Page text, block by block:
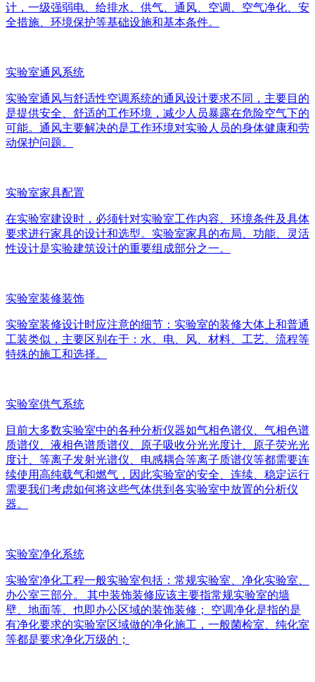
计，一级强弱电、给排水、供气、通风、空调、空气净化、安
全措施、环境保护等基础设施和基本条件。
实验室通风系统
实验室通风与舒适性空调系统的通风设计要求不同，主要目的
是提供安全、舒适的工作环境，减少人员暴露在危险空气下的
可能。通风主要解决的是工作环境对实验人员的身体健康和劳
动保护问题。
实验室家具配置
在实验室建设时，必须针对实验室工作内容、环境条件及具体
要求进行家具的设计和选型。实验室家具的布局、功能、灵活
性设计是实验建筑设计的重要组成部分之一。
实验室装修装饰
实验室装修设计时应注意的细节：实验室的装修大体上和普通
工装类似，主要区别在于：水、电、风、材料、工艺、流程等
特殊的施工和选择。
实验室供气系统
目前大多数实验室中的各种分析仪器如气相色谱仪、气相色谱
质谱仪、液相色谱质谱仪、原子吸收分光光度计、原子荧光光
度计、等离子发射光谱仪、电感耦合等离子质谱仪等都需要连
续使用高纯载气和燃气，因此实验室的安全、连续、稳定运行
需要我们考虑如何将这些气体供到各实验室中放置的分析仪
器。
实验室净化系统
实验室净化工程一般实验室包括：常规实验室、净化实验室、
办公室三部分。 其中装饰装修应该主要指常规实验室的墙
壁、地面等、也即办公区域的装饰装修； 空调净化是指的是
有净化要求的实验室区域做的净化施工，一般菌检室、纯化室
等都是要求净化万级的；